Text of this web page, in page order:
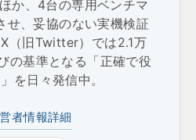
か、4台の専用ベンチマ
せ、妥協のない実機検証
（旧Twitter）では2.1万
の基準となる「正確で役
を日々発信中。
者情報詳細